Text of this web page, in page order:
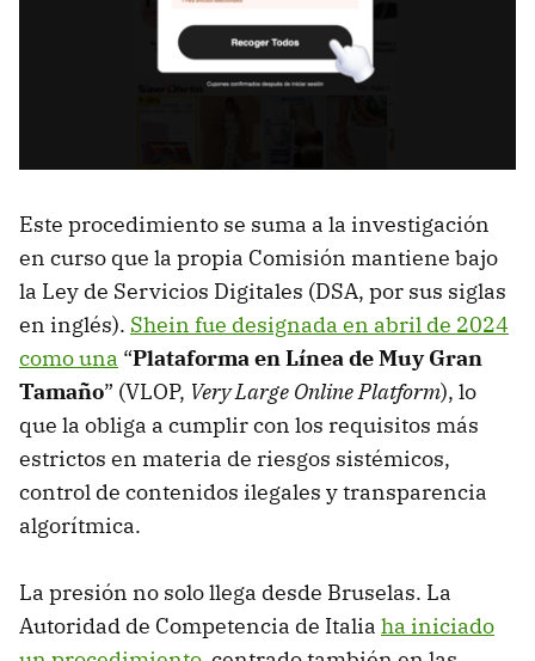
Este procedimiento se suma a la investigación
en curso que la propia Comisión mantiene bajo
la Ley de Servicios Digitales (DSA, por sus siglas
en inglés). Shein fue designada en abril de 2024
como una “Plataforma en Línea de Muy Gran
Tamaño” (VLOP, Very Large Online Platform), lo
que la obliga a cumplir con los requisitos más
estrictos en materia de riesgos sistémicos,
control de contenidos ilegales y transparencia
algorítmica.
La presión no solo llega desde Bruselas. La
Autoridad de Competencia de Italia ha iniciado